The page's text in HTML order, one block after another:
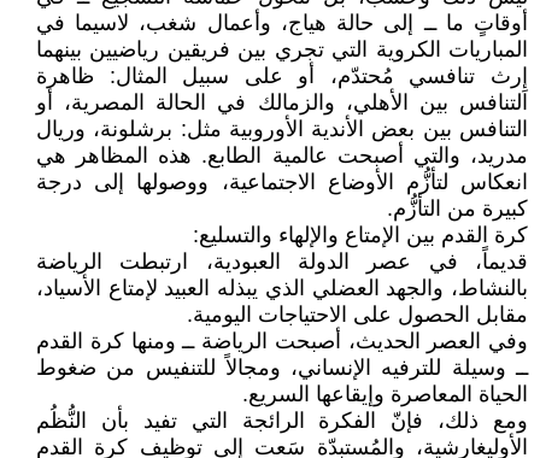
أوقاتٍ ما ــ إلى حالة هياج، وأعمال شغب، لاسيما في
المباريات الكروية التي تجري بين فريقين رياضيين بينهما
إِرث تنافسي مُحتدّم، أو على سبيل المثال: ظاهرة
التنافس بين الأهلي، والزمالك في الحالة المصرية، أو
التنافس بين بعض الأندية الأوروبية مثل: برشلونة، وريال
مدريد، والتي أصبحت عالمية الطابع. هذه المظاهر هي
انعكاس لتأزُّم الأوضاع الاجتماعية، ووصولها إلى درجة
كبيرة من التأزُّم.
كرة القدم بين الإمتاع والإلهاء والتسليع:
قديماً، في عصر الدولة العبودية، ارتبطت الرياضة
بالنشاط، والجهد العضلي الذي يبذله العبيد لإمتاع الأسياد،
مقابل الحصول على الاحتياجات اليومية.
وفي العصر الحديث، أصبحت الرياضة ــ ومنها كرة القدم
ــ وسيلة للترفيه الإنساني، ومجالاً للتنفيس من ضغوط
الحياة المعاصرة وإيقاعها السريع.
ومع ذلك، فإنّ الفكرة الرائجة التي تفيد بأن النُّظُم
الأوليغارشية، والمُستبدّة سَعت إلى توظيف كرة القدم